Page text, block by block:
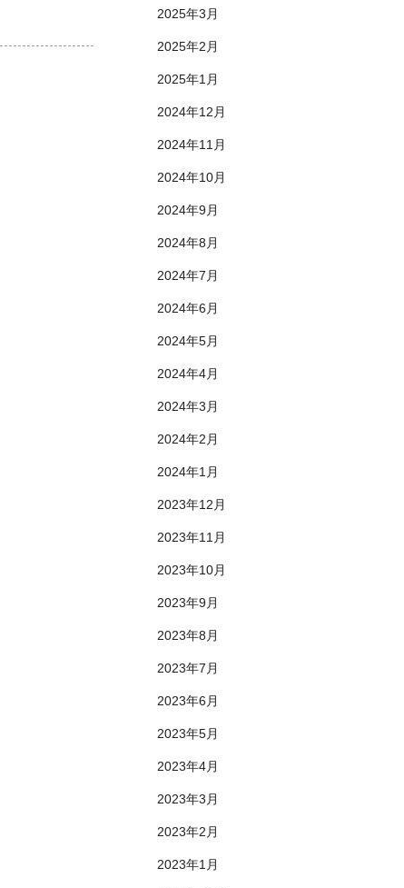
2025年3月
2025年2月
2025年1月
2024年12月
2024年11月
2024年10月
2024年9月
2024年8月
2024年7月
2024年6月
2024年5月
2024年4月
2024年3月
2024年2月
2024年1月
2023年12月
2023年11月
2023年10月
2023年9月
2023年8月
2023年7月
2023年6月
2023年5月
2023年4月
2023年3月
2023年2月
2023年1月